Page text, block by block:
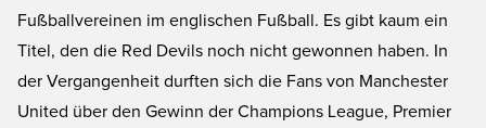
Fußballvereinen im englischen Fußball. Es gibt kaum ein
Titel, den die Red Devils noch nicht gewonnen haben. In
der Vergangenheit durften sich die Fans von Manchester
United über den Gewinn der Champions League, Premier